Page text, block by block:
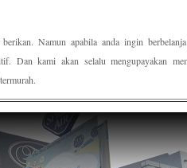
Namun apabila anda ingin
Dan kami akan selalu mengupayakan